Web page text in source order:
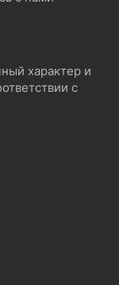
характер и
с